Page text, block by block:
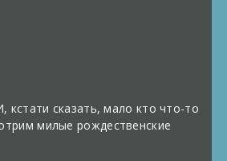
кстати сказать, мало кто что-то
милые рождественские